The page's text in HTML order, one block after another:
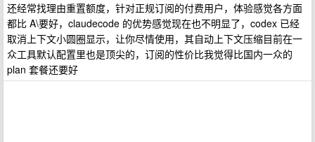
还经常找理由重置额度，针对正规订阅的付费用户，体验感觉各方面
都比 A\要好，claudecode 的优势感觉现在也不明显了，codex 已经
取消上下文小圆圈显示，让你尽情使用，其自动上下文压缩目前在一
众工具默认配置里也是顶尖的，订阅的性价比我觉得比国内一众的
plan 套餐还要好